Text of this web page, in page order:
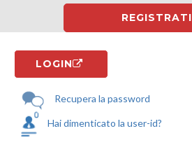
REGISTRATI
LOGIN
Recupera la password
Hai dimenticato la user-id?